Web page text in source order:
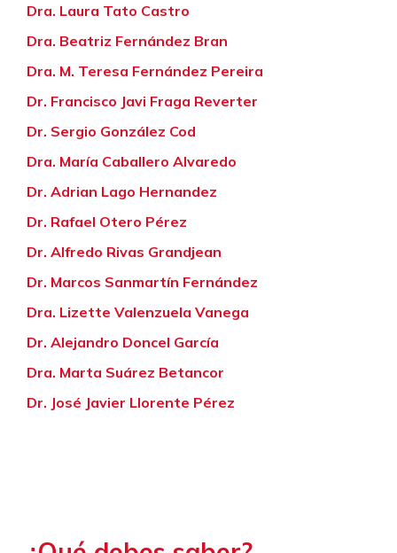
Dra. Laura Tato Castro
Dra. Beatriz Fernández Bran
Dra. M. Teresa Fernández Pereira
Dr. Francisco Javi Fraga Reverter
Dr. Sergio González Cod
Dra. María Caballero Alvaredo
Dr. Adrian Lago Hernandez
Dr. Rafael Otero Pérez
Dr. Alfredo Rivas Grandjean
Dr. Marcos Sanmartín Fernández
Dra. Lizette Valenzuela Vanega
Dr. Alejandro Doncel García
Dra. Marta Suárez Betancor
Dr. José Javier Llorente Pérez